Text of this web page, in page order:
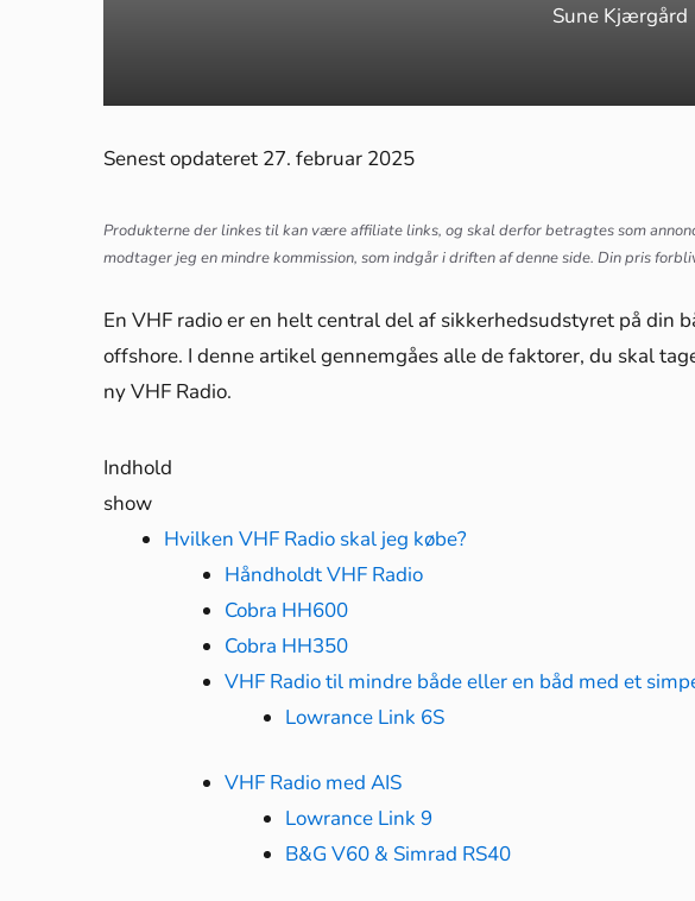
Sune Kjærgård
Senest opdateret 27. februar 2025
Produkterne der linkes til kan være affiliate links, og skal derfor betragtes som
modtager jeg en mindre kommission, som indgår i driften af denne side. Din pris
En VHF radio er en helt central del af sikkerhedsudstyret på din
offshore. I denne artikel gennemgåes alle de faktorer, du skal
ny VHF Radio.
Indhold
show
Hvilken VHF Radio skal jeg købe?
Håndholdt VHF Radio
Cobra HH600
Cobra HH350
VHF Radio til mindre både eller en båd med et
Lowrance Link 6S
VHF Radio med AIS
Lowrance Link 9
B&G V60 & Simrad RS40